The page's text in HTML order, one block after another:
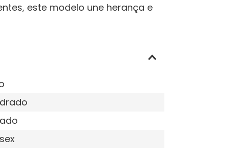
este modelo une herança e